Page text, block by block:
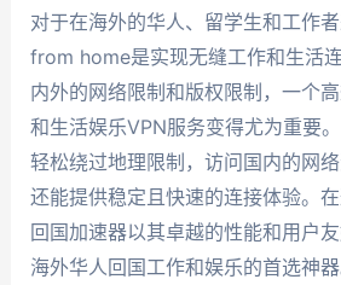
对于在海外的华人、留学生和工作
from home是实现无缝工作和生活
内外的网络限制和版权限制，一个
和生活娱乐VPN服务变得尤为重要
轻松绕过地理限制，访问国内的网络
还能提供稳定且快速的连接体验。
回国加速器以其卓越的性能和用户
海外华人回国工作和娱乐的首选神器